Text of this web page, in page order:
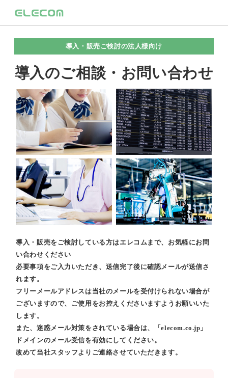
導入・販売ご検討の法人様向け
導入のご相談・お問い合わせ
導入・販売をご検討している方はエレコムまで、お気軽にお問
い合わせください
必要事項をご入力いただき、送信完了後に確認メールが送信さ
れます。
フリーメールアドレスは当社のメールを受付けられない場合が
ございますので、ご使用をお控えくださいますようお願いいた
します。
また、迷惑メール対策をされている場合は、「elecom.co.jp」
ドメインのメール受信を有効にしてください。
改めて当社スタッフよりご連絡させていただきます。